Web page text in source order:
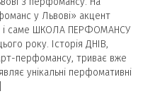
у Львові» акцент
і саме ШКОЛА ПЕРФОМАНСУ
року. Історія ДНІВ,
перфомансу, триває вже
унікальні перфомативні